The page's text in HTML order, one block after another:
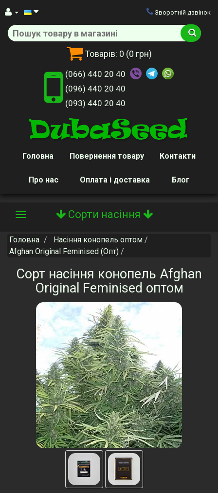
Товарів: 0 (0 грн)
Зворотній дзвінок
(066) 440 20 40
(096) 440 20 40
(093) 440 20 40
Головна Повернення товару Контакти
Про нас Оплата і доставка Блог
Сорти насіння
Toggle
Головна
Насіння конопель оптом
Afghan Original Feminised (Опт)
Сорт насіння конопель Afghan
Original Feminised оптом